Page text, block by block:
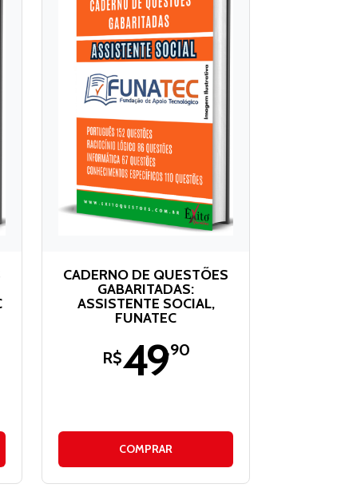
CADERNO DE QUESTÕES
GABARITADAS:
ASSISTENTE SOCIAL,
FUNATEC
R$49,90
COMPRAR